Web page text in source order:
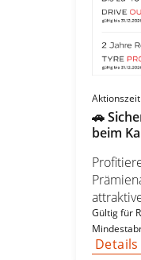
🚗
beim
einfach
Gültig für
Details